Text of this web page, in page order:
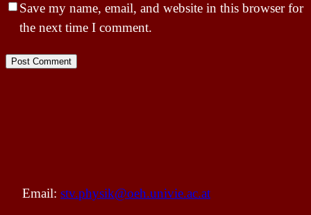
Save my name, email, and website in this browser for
the next time I comment.
Email: stv.physik@oeh.univie.ac.at